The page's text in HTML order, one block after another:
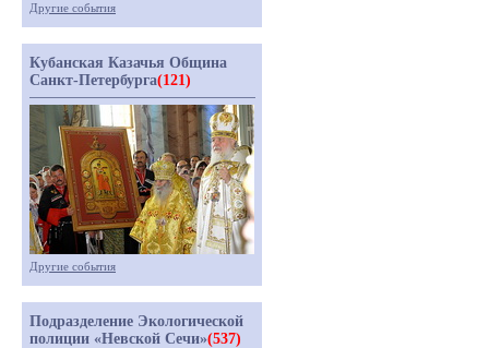
Другие события
Кубанская Казачья Община
Санкт-Петербурга(121)
Другие события
Подразделение Экологической
полиции «Невской Сечи»(537)